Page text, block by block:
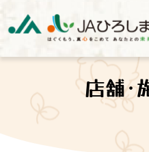
店舗･